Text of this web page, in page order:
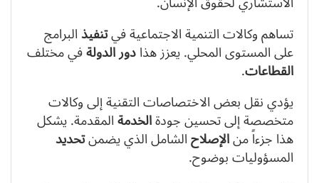
تساهم وكالات التنمية الاجتماعية فيتنفيذالبرامج
على المستوى المحلي. يعزز هذادورالدولةفي مختلف
القطاعات.
يؤدي نقل بعض الاختصاصات التقنية إلى وكالات
متخصصة إلى تحسين جودةالخدمةالمقدمة. يشكل
هذا جزءاً منالإصلاحالشامل الذي يضمنتحديد
المسؤوليات بوضوح.